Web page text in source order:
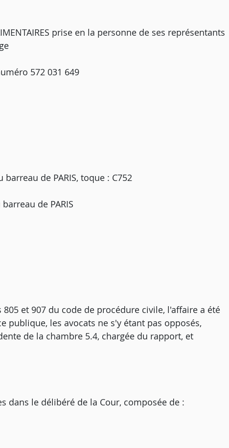
prise en la personne de ses représentants
572 031 649
de PARIS, toque : C752
de PARIS
et 907 du code de procédure civile, l'affaire a été
publique, les avocats ne s'y étant pas opposés,
de la chambre 5.4, chargée du rapport, et
dans le délibéré de la Cour, composée de :